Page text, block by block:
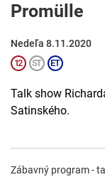
Promülle
Nedeľa 8.11.2020
Talk show
Satinského.
Zábavný program -